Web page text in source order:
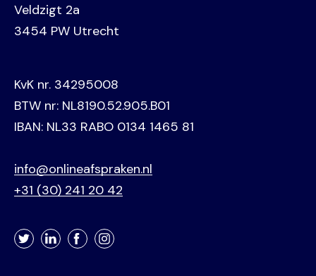
Veldzigt 2a
3454 PW Utrecht
KvK nr. 34295008
BTW nr: NL8190.52.905.B01
IBAN: NL33 RABO 0134 1465 81
info@onlineafspraken.nl
+31 (30) 241 20 42
TwitterLinkedInFacebookInstagram